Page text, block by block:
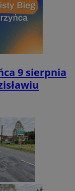
9 sierpnia